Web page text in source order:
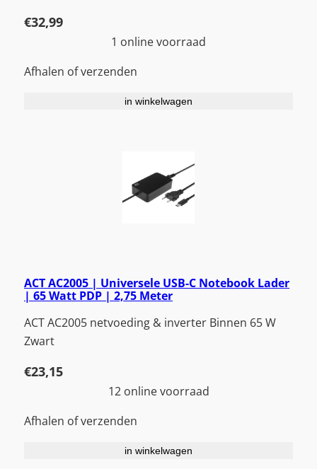
€32,99
1 online voorraad
Afhalen of verzenden
in winkelwagen
ACT AC2005 | Universele USB-C Notebook Lader
| 65 Watt PDP | 2,75 Meter
ACT AC2005 netvoeding & inverter Binnen 65 W
Zwart
€23,15
12 online voorraad
Afhalen of verzenden
in winkelwagen